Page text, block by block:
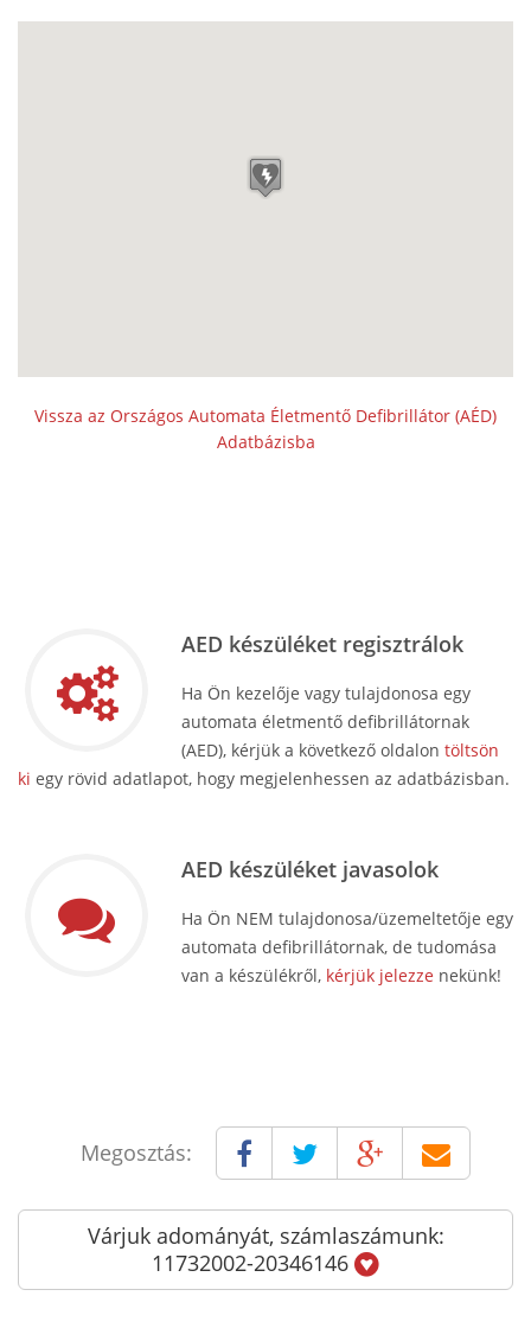
Vissza az Országos Automata Életmentő Defibrillátor (AÉD)
Adatbázisba
AED készüléket regisztrálok
Ha Ön kezelője vagy tulajdonosa egy
automata életmentő defibrillátornak
(AED), kérjük a következő oldalon töltsön
ki egy rövid adatlapot, hogy megjelenhessen az adatbázisban.
AED készüléket javasolok
Ha Ön NEM tulajdonosa/üzemeltetője egy
automata defibrillátornak, de tudomása
van a készülékről, kérjük jelezze nekünk!
Megosztás:
Várjuk adományát, számlaszámunk:
11732002-20346146